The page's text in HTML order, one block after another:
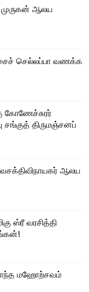
முருகன் ஆலய
செல்லப்பா வணக்க
சங்குத் திருமஞ்சனப்
ஆலய
ஸ்ரீ வரசித்தி
மஹோற்சவம்